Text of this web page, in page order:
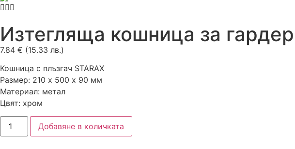
Изтегляща кошница за
7.84 € (15.33 лв.)
Кошница с плъзгач STARAX
Размер: 210 х 500 х 90 мм
Материал: метал
Цвят: хром
Добавяне в количката